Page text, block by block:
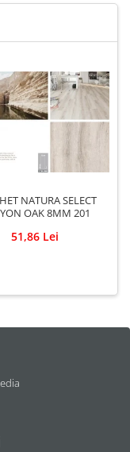
NATURA SELECT
KANYON OAK 8MM 201
51,86 Lei